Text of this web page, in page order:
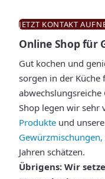
JETZT KONTAKT
Online Shop für
Gut kochen und
sorgen in der Küche
Shop legen wir sehr
Produkte und
Gewürzmischungen,
Jahren schätzen.
Übrigens: Wir